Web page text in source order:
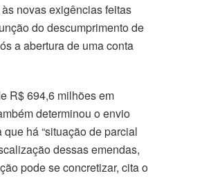
novas exigências feitas
do descumprimento de
a abertura de uma conta
R$ 694,6 milhões em
determinou o envio
há “situação de parcial
dessas emendas,
pode se concretizar, cita o